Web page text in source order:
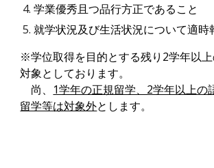
学業優秀且つ品行方正であること
就学状況及び生活状況について適時
※学位取得を目的とする残り2学年以
対象としております。
尚、 1学年の正規留学、2学年以上の
留学等は対象外とします。